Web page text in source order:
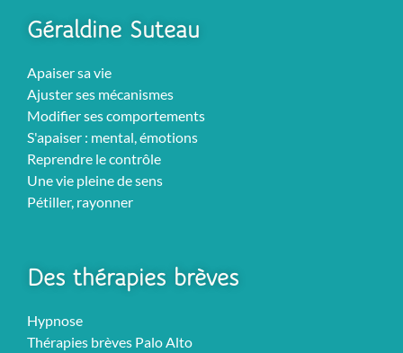
Géraldine Suteau
Apaiser sa vie
Ajuster ses mécanismes
Modifier ses comportements
S'apaiser : mental, émotions
Reprendre le contrôle
Une vie pleine de sens
Pétiller, rayonner
Des thérapies brèves
Hypnose
Thérapies brèves Palo Alto